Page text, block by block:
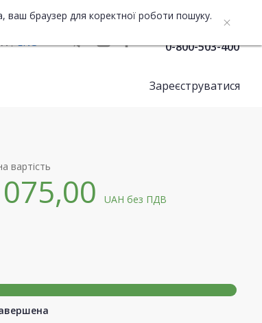
ваш браузер для коректної роботи пошуку.
ENG 0-800-503-400
Зареєструватися
вартість
UAHбез ПДВ